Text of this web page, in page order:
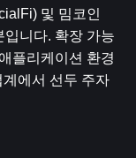
및 밈코인
니다. 확장 가능
플리케이션 환경
에서 선두 주자